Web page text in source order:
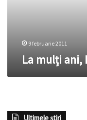
9 februarie 2011
La mulţi ani,
Ultimele știri